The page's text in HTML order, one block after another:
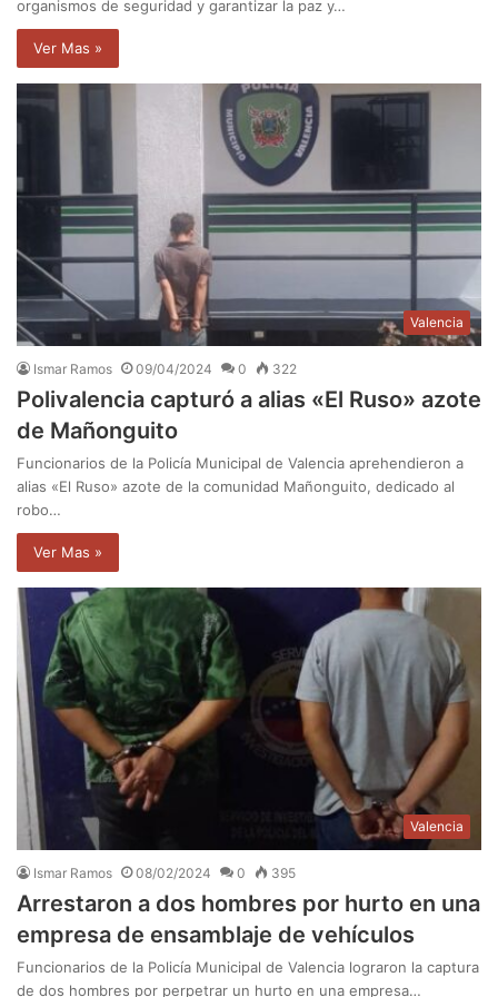
organismos de seguridad y garantizar la paz y…
Ver Mas »
Valencia
Ismar Ramos 09/04/2024 0 322
Polivalencia capturó a alias «El Ruso» azote
de Mañonguito
Funcionarios de la Policía Municipal de Valencia aprehendieron a
alias «El Ruso» azote de la comunidad Mañonguito, dedicado al
robo…
Ver Mas »
Valencia
Ismar Ramos 08/02/2024 0 395
Arrestaron a dos hombres por hurto en una
empresa de ensamblaje de vehículos
Funcionarios de la Policía Municipal de Valencia lograron la captura
de dos hombres por perpetrar un hurto en una empresa…